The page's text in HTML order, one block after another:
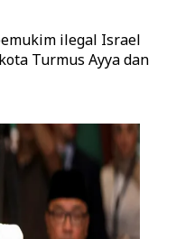
ilegal Israel
Turmus Ayya dan